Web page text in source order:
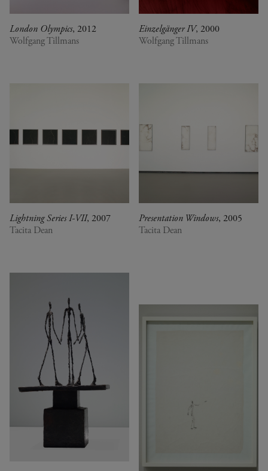
London Olympics, 2012
Wolfgang Tillmans
Einzelgänger IV, 2000
Wolfgang Tillmans
Lightning Series I-VII, 2007
Tacita Dean
Presentation Windows, 2005
Tacita Dean